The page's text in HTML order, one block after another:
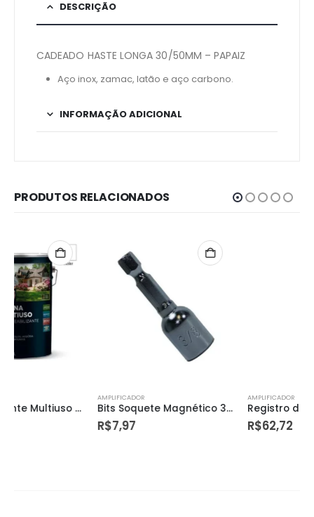
DESCRIÇÃO
CADEADO HASTE LONGA 30/50MM – PAPAIZ
Aço inox, zamac, latão e aço carbono.
INFORMAÇÃO ADICIONAL
PRODUTOS RELACIONADOS
Bits Soquete Magnético 3/8” Cromo Vanádio – Dtools Registro de Esfera em Pvc Roscável 1.1/2” – Amanco